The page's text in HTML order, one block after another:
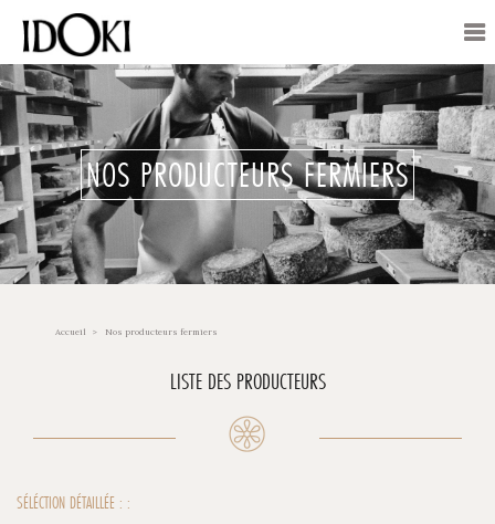
NOS PRODUCTEURS FERMIERS
Accueil Nos producteurs fermiers
LISTE DES PRODUCTEURS
SÉLÉCTION DÉTAILLÉE : :